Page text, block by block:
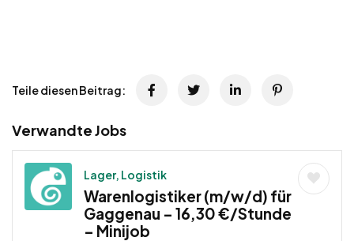
Teile diesen Beitrag:
Verwandte Jobs
Lager, Logistik
Warenlogistiker (m/w/d) für
Gaggenau – 16,30 €/Stunde
– Minijob